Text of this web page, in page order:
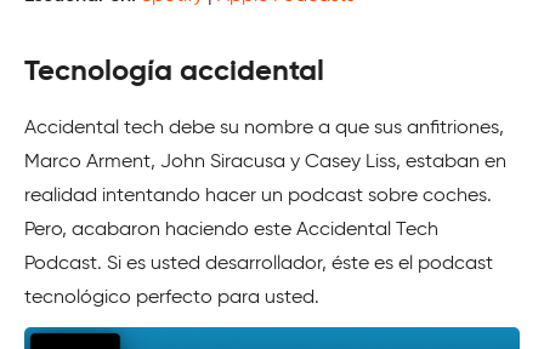
Tecnología accidental
Accidental tech debe su nombre a que sus anfitriones,
Marco Arment, John Siracusa y Casey Liss, estaban en
realidad intentando hacer un podcast sobre coches.
Pero, acabaron haciendo este Accidental Tech
Podcast. Si es usted desarrollador, éste es el podcast
tecnológico perfecto para usted.